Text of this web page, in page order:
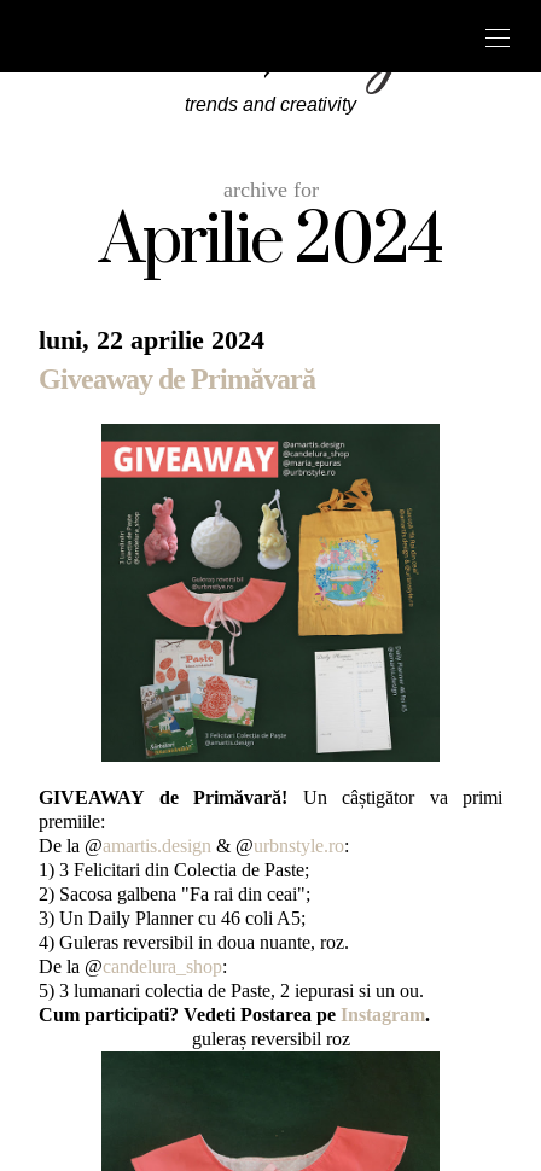
trends and creativity
archive for
Aprilie 2024
luni, 22 aprilie 2024
Giveaway de Primăvară
GIVEAWAY de Primăvară! Un câștigător va primi
premiile:
De la @amartis.design & @urbnstyle.ro:
1) 3 Felicitari din Colectia de Paste;
2) Sacosa galbena "Fa rai din ceai";
3) Un Daily Planner cu 46 coli A5;
4) Guleras reversibil in doua nuante, roz.
De la @candelura_shop:
5) 3 lumanari colectia de Paste, 2 iepurasi si un ou.
Cum participati? Vedeti Postarea pe Instagram.
guleraș reversibil roz